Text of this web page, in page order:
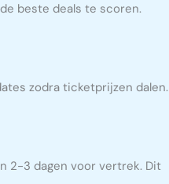
beste deals te scoren.
zodra ticketprijzen dalen.
2-3 dagen voor vertrek. Dit